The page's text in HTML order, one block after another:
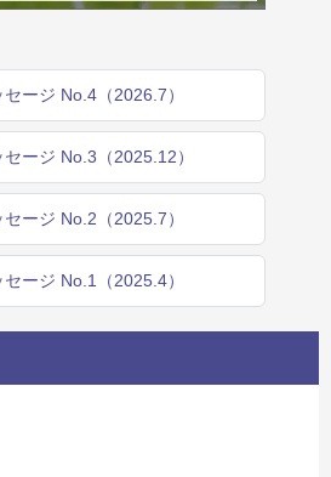
ージ No.4（2026.7）
ージ No.3（2025.12）
ージ No.2（2025.7）
ージ No.1（2025.4）